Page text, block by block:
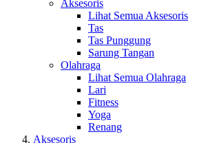
Aksesoris
Lihat Semua Aksesoris
Tas
Tas Punggung
Sarung Tangan
Olahraga
Lihat Semua Olahraga
Lari
Fitness
Yoga
Renang
Aksesoris